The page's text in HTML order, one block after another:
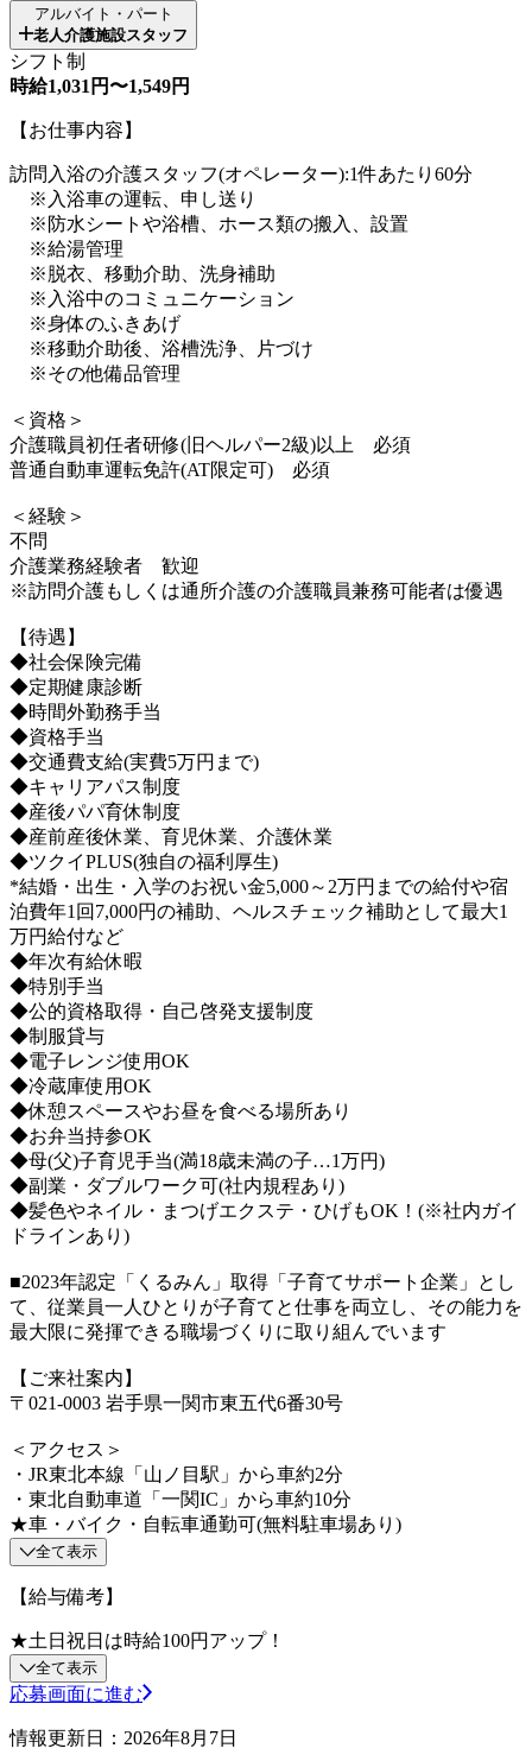
アルバイト・パート
老人介護施設スタッフ
シフト制
時給1,031円〜1,549円
【お仕事内容】
訪問入浴の介護スタッフ(オペレーター):1件あたり60分
※入浴車の運転、申し送り
※防水シートや浴槽、ホース類の搬入、設置
※給湯管理
※脱衣、移動介助、洗身補助
※入浴中のコミュニケーション
※身体のふきあげ
※移動介助後、浴槽洗浄、片づけ
※その他備品管理
＜資格＞
介護職員初任者研修(旧ヘルパー2級)以上 必須
普通自動車運転免許(AT限定可) 必須
＜経験＞
不問
介護業務経験者 歓迎
※訪問介護もしくは通所介護の介護職員兼務可能者は優遇
【待遇】
◆社会保険完備
◆定期健康診断
◆時間外勤務手当
◆資格手当
◆交通費支給(実費5万円まで)
◆キャリアパス制度
◆産後パパ育休制度
◆産前産後休業、育児休業、介護休業
◆ツクイPLUS(独自の福利厚生)
*結婚・出生・入学のお祝い金5,000～2万円までの給付や宿
泊費年1回7,000円の補助、ヘルスチェック補助として最大1
万円給付など
◆年次有給休暇
◆特別手当
◆公的資格取得・自己啓発支援制度
◆制服貸与
◆電子レンジ使用OK
◆冷蔵庫使用OK
◆休憩スペースやお昼を食べる場所あり
◆お弁当持参OK
◆母(父)子育児手当(満18歳未満の子…1万円)
◆副業・ダブルワーク可(社内規程あり)
◆髪色やネイル・まつげエクステ・ひげもOK！(※社内ガイ
ドラインあり)
■2023年認定「くるみん」取得「子育てサポート企業」とし
て、従業員一人ひとりが子育てと仕事を両立し、その能力を
最大限に発揮できる職場づくりに取り組んでいます
【ご来社案内】
〒021-0003 岩手県一関市東五代6番30号
＜アクセス＞
・JR東北本線「山ノ目駅」から車約2分
・東北自動車道「一関IC」から車約10分
★車・バイク・自転車通勤可(無料駐車場あり)
全て表示
【給与備考】
★土日祝日は時給100円アップ！
全て表示
応募画面に進む
情報更新日：2026年8月7日